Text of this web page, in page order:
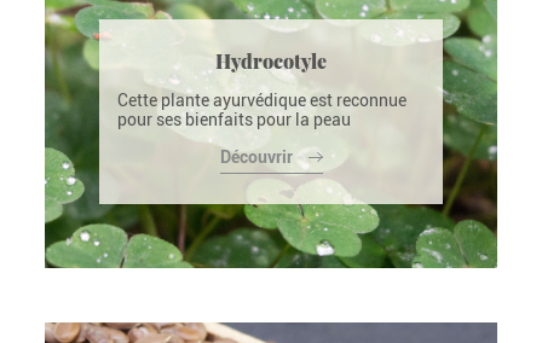
Hydrocotyle
Cette plante ayurvédique est reconnue
pour ses bienfaits pour la peau
Découvrir